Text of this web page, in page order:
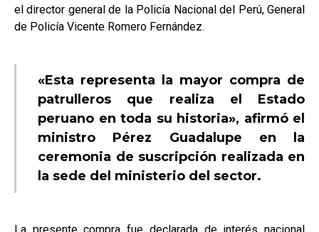
el director general de la Policía Nacional del Perú, General
de Policía Vicente Romero Fernández.
«Esta representa la mayor compra de
patrulleros que realiza el Estado
peruano en toda su historia», afirmó el
ministro Pérez Guadalupe en la
ceremonia de suscripción realizada en
la sede del ministerio del sector.